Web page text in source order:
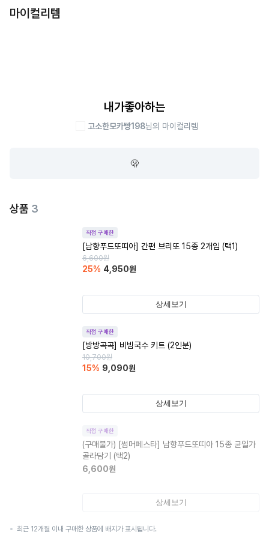
마이컬리템
내가좋아하는
고소한모카빵198님의 마이컬리템
🫢
상품 3
직접 구매한
[남향푸드또띠아] 간편 브리또 15종 2개입 (택1)
6,600원
25% 4,950원
상세보기
직접 구매한
[방방곡곡] 비빔국수 키트 (2인분)
10,700원
15% 9,090원
상세보기
직접 구매한
(구매불가) [썸머페스타] 남향푸드또띠아 15종 균일가
골라담기 (택2)
6,600원
상세보기
최근 12개월 이내 구매한 상품에 배지가 표시됩니다.